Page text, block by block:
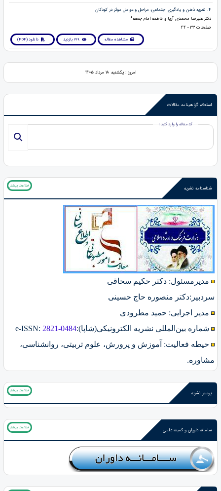
4. نظریه ذهن و یادگیری اجتماعی: مراحل و عوامل موثر در کودکان
دکتر علیرضا محمدی آریا و فاطمه امام جمعه*
صفحات 33 - 44
مشاهده مقاله 179 بازدید دانلود (PDF)
امروز : یکشنبه، ۱۸ مرداد ۱۴۰۵
استعلام گواهینامه مقالات
کد مقاله را وارد کنید !
شناسنامه نشریه اطلاعات بیشتر
مدیرمسئول: دکتر حکیم سحاقی
سردبیر:دکتر منصوره حاج حسینی
مدیر اجرایی: حمید مطرودی
شماره بین‌المللی نشریه الکترونیکی(شاپا):
e-ISSN: 2821-0484
حیطه فعالیت: آموزش و پرورش، علوم تربیتی، روانشناسی،
مشاوره.
پوستر نشریه اطلاعات بیشتر
سامانه داوران و کمیته علمی اطلاعات بیشتر